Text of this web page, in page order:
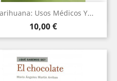
Usos Médicos Y...
Precio
10,00 €
Vista rápida